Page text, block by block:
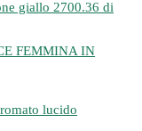
FEMMINA IN